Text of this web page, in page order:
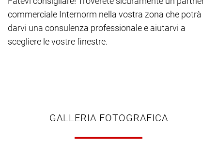
commerciale Internorm nella vostra zona che potrà
darvi una consulenza professionale e aiutarvi a
scegliere le vostre finestre.
GALLERIA FOTOGRAFICA